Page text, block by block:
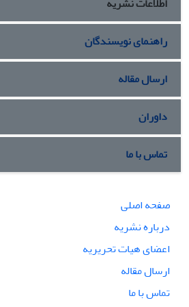
راهنمای نویسندگان
ارسال مقاله
داوران
تماس با ما
صفحه اصلی
درباره نشریه
اعضای هیات تحریریه
ارسال مقاله
تماس با ما